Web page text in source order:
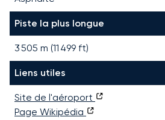
Piste la plus longue
3 505 m (11 499 ft)
Liens utiles
Site de l'aéroport
Page Wikipédia